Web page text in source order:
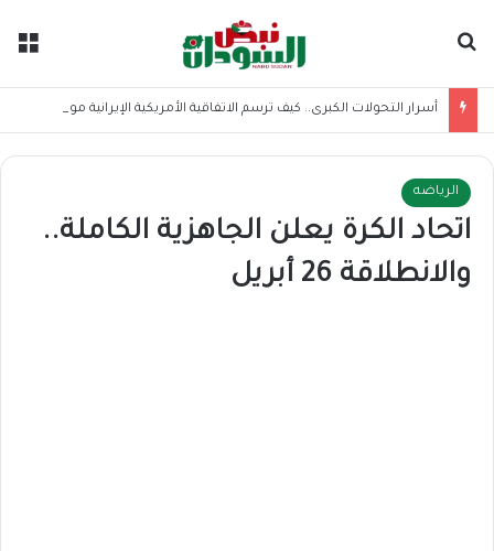
الرياضه
اتحاد الكرة يعلن الجاهزية الكاملة..
والانطلاقة 26 أبريل